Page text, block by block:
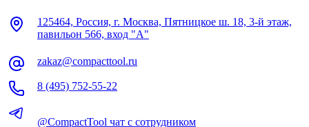
125464, Россия, г. Москва, Пятницкое ш. 18, 3-й этаж,
павильон 566, вход "А"
zakaz@compacttool.ru
8 (495) 752-55-22
@CompactTool чат с сотрудником